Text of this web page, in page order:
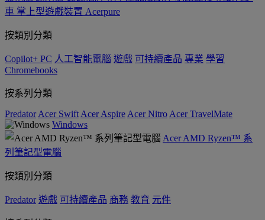
車 掌上型遊戲裝置 Acerpure
按類別分類
Copilot+ PC 人工智能電腦 遊戲 可持續產品 專業 學習
Chromebooks
按系列分類
Predator Acer Swift Acer Aspire Acer Nitro Acer TravelMate
Windows
Acer AMD Ryzen™ 系
列筆記型電腦
按類別分類
Predator 遊戲 可持續產品 商務 教育 元件